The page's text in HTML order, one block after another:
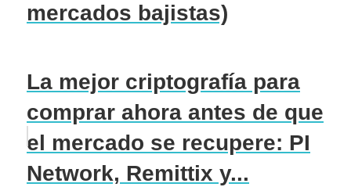
mercados bajistas)
La mejor criptografía para
comprar ahora antes de que
el mercado se recupere: PI
Network, Remittix y...